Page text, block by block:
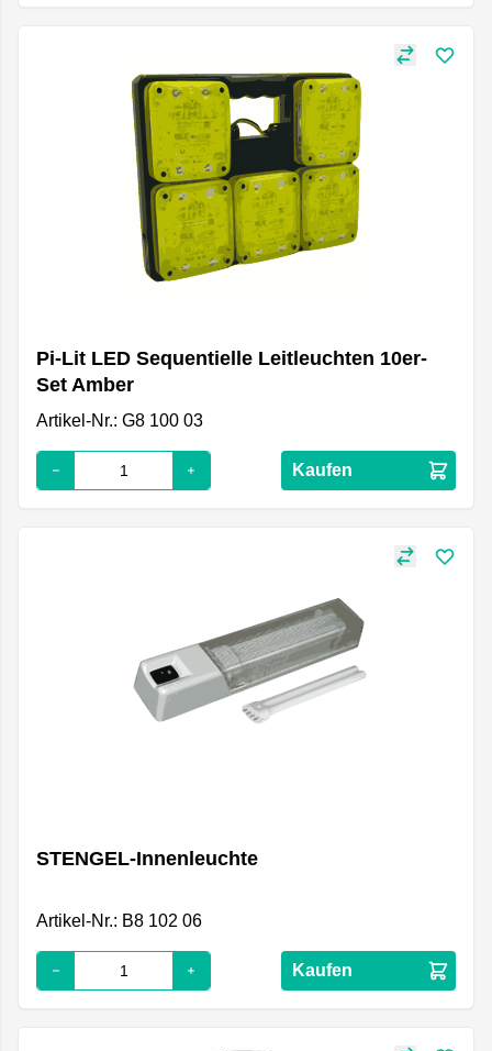
Pi-Lit LED Sequentielle Leitleuchten 10er-
Set Amber
Artikel-Nr.: G8 100 03
Kaufen
STENGEL-Innenleuchte
Artikel-Nr.: B8 102 06
Kaufen